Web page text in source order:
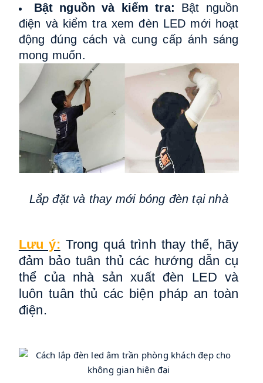
Bật nguồn và kiểm tra: Bật nguồn
điện và kiểm tra xem đèn LED mới hoạt
động đúng cách và cung cấp ánh sáng
mong muốn.
Lắp đặt và thay mới bóng đèn tại nhà
Lưu ý: Trong quá trình thay thế, hãy
đảm bảo tuân thủ các hướng dẫn cụ
thể của nhà sản xuất đèn LED và
luôn tuân thủ các biện pháp an toàn
điện.